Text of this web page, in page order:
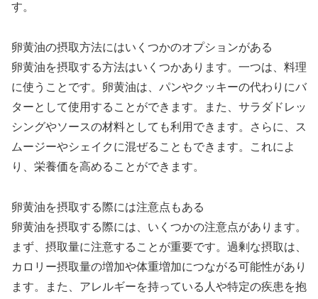
す。
卵黄油の摂取方法にはいくつかのオプションがある
卵黄油を摂取する方法はいくつかあります。一つは、料理
に使うことです。卵黄油は、パンやクッキーの代わりにバ
ターとして使用することができます。また、サラダドレッ
シングやソースの材料としても利用できます。さらに、ス
ムージーやシェイクに混ぜることもできます。これによ
り、栄養価を高めることができます。
卵黄油を摂取する際には注意点もある
卵黄油を摂取する際には、いくつかの注意点があります。
まず、摂取量に注意することが重要です。過剰な摂取は、
カロリー摂取量の増加や体重増加につながる可能性があり
ます。また、アレルギーを持っている人や特定の疾患を抱